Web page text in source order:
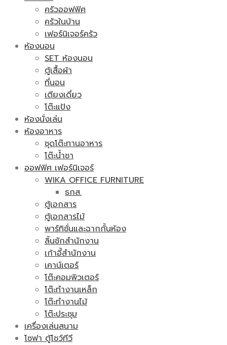
ครัวออฟฟิศ
ครัวในบ้าน
เฟอร์นิเจอร์ครัว
ห้องนอน
SET ห้องนอน
ตู้เสื้อผ้า
ที่นอน
เตียงเดี่ยว
โต๊ะแป้ง
ห้องนั่งเล่น
ห้องอาหาร
ชุดโต๊ะทานอาหาร
โต๊ะน้ำชา
ออฟฟิศ เฟอร์นิเจอร์
WIKA OFFICE FURNITURE
ธกส.
ตู้เอกสาร
ตู้เอกสารไม้
พาร์ทิชั่นและฉากกั้นห้อง
ลิ้นชักสำนักงาน
เก้าอี้สำนักงาน
เคาน์เตอร์
โต๊ะคอมพิวเตอร์
โต๊ะทำงานเหล็ก
โต๊ะทำงานไม้
โต๊ะประชุม
เครื่องเล่นสนาม
โซฟา ตู้โชว์ทีวี